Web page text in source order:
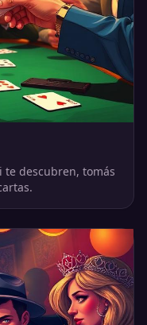
te descubren, tomás